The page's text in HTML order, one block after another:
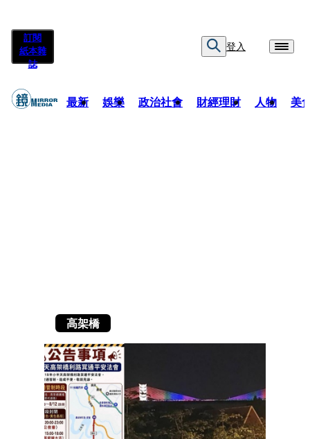
訂閱
紙本雜
誌
登入
最新 娛樂 政治社會 財經理財 人物 美
高架橋